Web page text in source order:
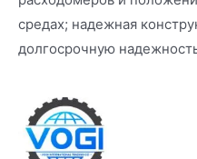
средах; надежная
долгосрочную